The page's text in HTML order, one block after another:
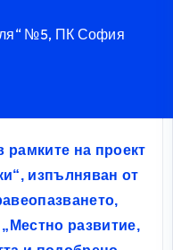
№5, ПК София
рамките на проект
изпълняван от
развитие,